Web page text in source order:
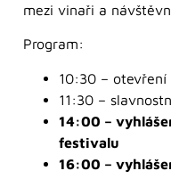
mezi vinaři a
Program:
10:30 – otevření
11:30 –
14:00 –
festivalu
16:00 –